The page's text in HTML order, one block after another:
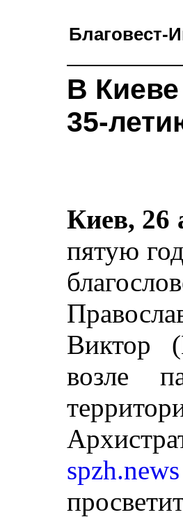
Благовест-
В
35-
Киев, 26
пятую
Виктор
возле
spzh.news